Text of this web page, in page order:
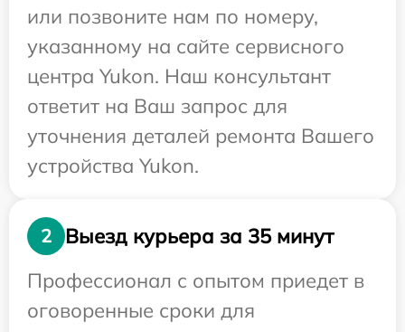
или позвоните нам по номеру,
указанному на сайте сервисного
центра Yukon. Наш консультант
ответит на Ваш запрос для
уточнения деталей ремонта Вашего
устройства Yukon.
2
Выезд курьера за 35 минут
Профессионал с опытом приедет в
оговоренные сроки для